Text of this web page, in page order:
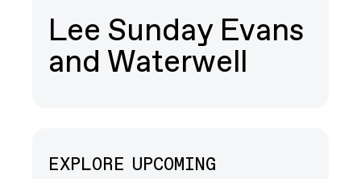
Lee Sunday Evans
and Waterwell
EXPLORE UPCOMING